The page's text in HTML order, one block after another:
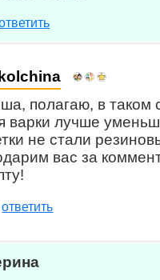
полагаю, в таком
варки лучше
не стали
вас за
ответить